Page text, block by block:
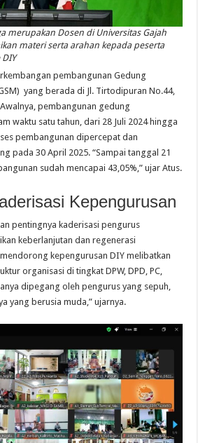
merupakan Dosen di Universitas Gajah
materi serta arahan kepada peserta
pembangunan Gedung
yang berada di Jl. Tirtodipuran No.44,
pembangunan gedung
waktu satu tahun, dari 28 Juli 2024 hingga
pembangunan dipercepat dan
pada 30 April 2025. “Sampai tanggal 21
sudah mencapai 43,05%,” ujar Atus.
Kepengurusan
pentingnya kaderisasi pengurus
keberlanjutan dan regenerasi
kepengurusan DIY melibatkan
organisasi di tingkat DPW, DPD, PC,
dipegang oleh pengurus yang sepuh,
yang berusia muda,” ujarnya.